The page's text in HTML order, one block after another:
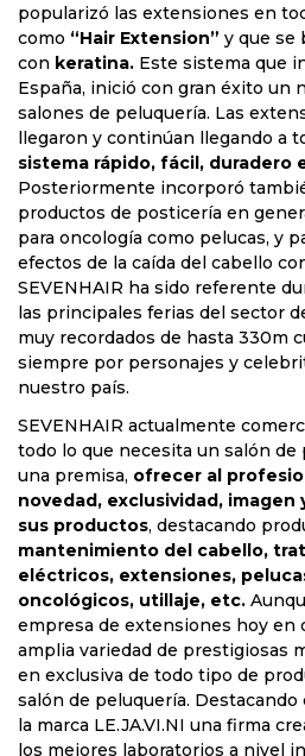
popularizó las extensiones en
como “Hair Extension” y que se
con keratina. Este sistema que
España, inició con gran éxito un
salones de peluquería. Las
llegaron y continúan llegando a
sistema rápido, fácil, duradero
Posteriormente incorporó
productos de posticería en
para oncología como pelucas, y
efectos de la caída del cabello
SEVENHAIR ha sido referente
las principales ferias del sector
muy recordados de hasta 330m
siempre por personajes y
nuestro país.
SEVENHAIR actualmente
todo lo que necesita un salón de
una premisa, ofrecer al
novedad, exclusividad,
sus productos, destacando
mantenimiento del cabello,
eléctricos, extensiones,
oncológicos, utillaje, etc.
empresa de extensiones hoy en
amplia variedad de prestigiosas
en exclusiva de todo tipo de
salón de peluquería.
la marca LE.JA.VI.NI una firma
los mejores laboratorios a nivel